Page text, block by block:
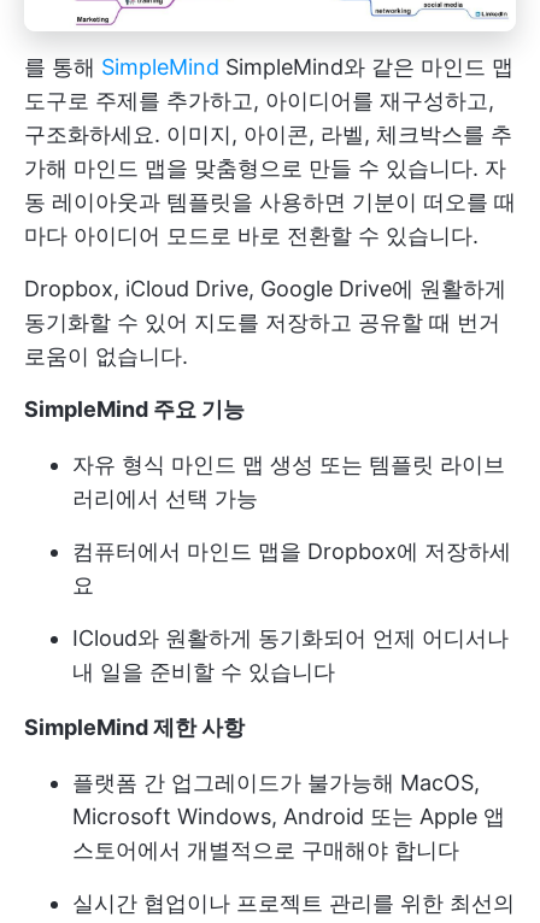
를 통해 SimpleMind SimpleMind와 같은 마인드 맵
도구로 주제를 추가하고, 아이디어를 재구성하고,
구조화하세요. 이미지, 아이콘, 라벨, 체크박스를 추
가해 마인드 맵을 맞춤형으로 만들 수 있습니다. 자
동 레이아웃과 템플릿을 사용하면 기분이 떠오를 때
마다 아이디어 모드로 바로 전환할 수 있습니다.
Dropbox, iCloud Drive, Google Drive에 원활하게
동기화할 수 있어 지도를 저장하고 공유할 때 번거
로움이 없습니다.
SimpleMind 주요 기능
자유 형식 마인드 맵 생성 또는 템플릿 라이브
러리에서 선택 가능
컴퓨터에서 마인드 맵을 Dropbox에 저장하세
요
ICloud와 원활하게 동기화되어 언제 어디서나
내 일을 준비할 수 있습니다
SimpleMind 제한 사항
플랫폼 간 업그레이드가 불가능해 MacOS,
Microsoft Windows, Android 또는 Apple 앱
스토어에서 개별적으로 구매해야 합니다
실시간 협업이나 프로젝트 관리를 위한 최선의